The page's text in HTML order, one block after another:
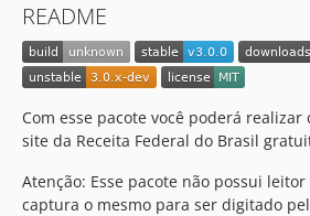
v1.0.2
v1.0.1
v1.0.0
dev-feature/migracao
dev-laravel12
README
Com esse pacote você poderá realizar
site da Receita Federal do Brasil
Atenção: Esse pacote não possui
captura o mesmo para ser digitado